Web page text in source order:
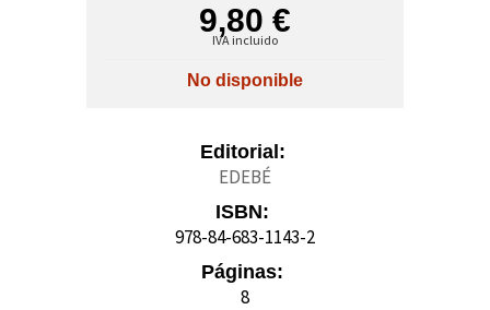
9,80 €
IVA incluido
No disponible
Editorial:
EDEBÉ
ISBN:
978-84-683-1143-2
Páginas:
8